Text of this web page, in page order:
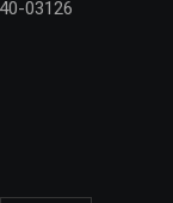
03126